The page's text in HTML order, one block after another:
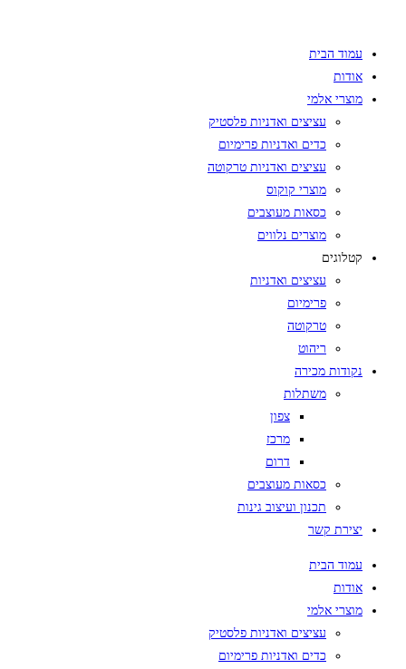
עמוד הבית
אודות
מוצרי אלמי
עציצים ואדניות פלסטיק
כדים ואדניות פרימיום
עציצים ואדניות טרקוטה
מוצרי קוקוס
כסאות מעוצבים
מוצרים נלווים
קטלוגים
עציצים ואדניות
פרימיום
טרקוטה
ריהוט
נקודות מכירה
משתלות
צפון
מרכז
דרום
כסאות מעוצבים
תכנון ועיצוב גינות
יצירת קשר
עמוד הבית
אודות
מוצרי אלמי
עציצים ואדניות פלסטיק
כדים ואדניות פרימיום